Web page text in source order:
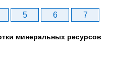
5 6 7
минеральных ресурсов